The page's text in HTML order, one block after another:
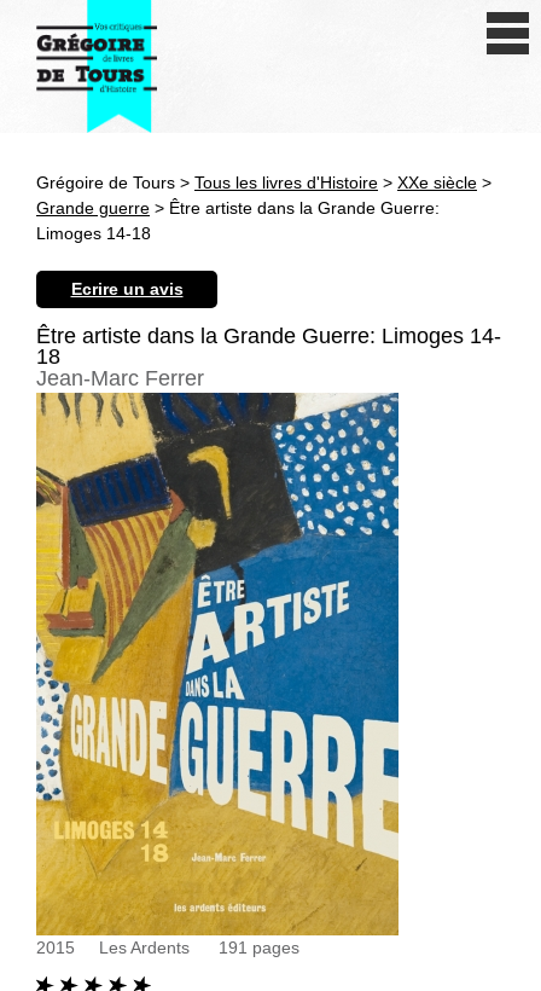
Antiquité
XXe siècle
Autres civilisations
Thématiques
Grégoire de Tours > Tous les livres d'Histoire > XXe siècle >
Grande guerre > Être artiste dans la Grande Guerre:
Limoges 14-18
Ecrire un avis
Être artiste dans la Grande Guerre: Limoges 14-
18
Jean-Marc Ferrer
2015 Les Ardents 191 pages